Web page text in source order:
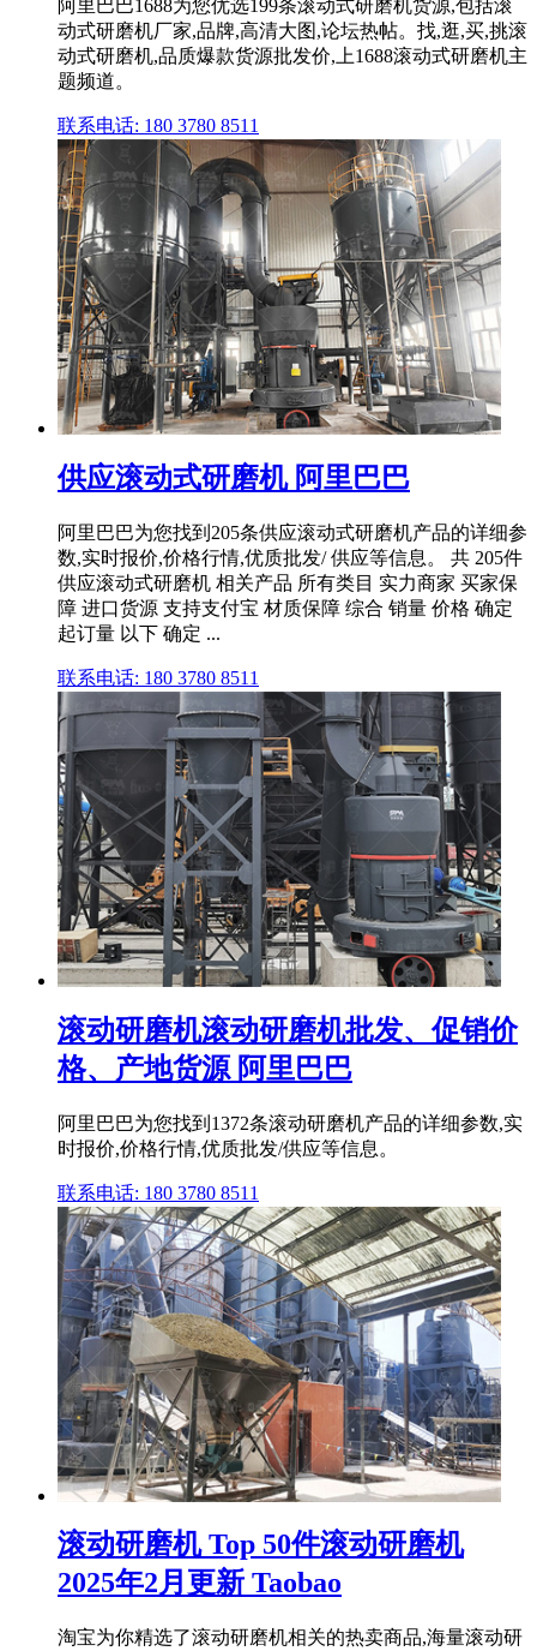
阿里巴巴1688为您优选199条滚动式研磨机货源,包括滚
动式研磨机厂家,品牌,高清大图,论坛热帖。找,逛,买,挑滚
动式研磨机,品质爆款货源批发价,上1688滚动式研磨机主
题频道。
联系电话: 180 3780 8511
供应滚动式研磨机 阿里巴巴
阿里巴巴为您找到205条供应滚动式研磨机产品的详细参
数,实时报价,价格行情,优质批发/ 供应等信息。 共 205件
供应滚动式研磨机 相关产品 所有类目 实力商家 买家保
障 进口货源 支持支付宝 材质保障 综合 销量 价格 确定
起订量 以下 确定 ...
联系电话: 180 3780 8511
滚动研磨机滚动研磨机批发、促销价
格、产地货源 阿里巴巴
阿里巴巴为您找到1372条滚动研磨机产品的详细参数,实
时报价,价格行情,优质批发/供应等信息。
联系电话: 180 3780 8511
滚动研磨机 Top 50件滚动研磨机
2025年2月更新 Taobao
淘宝为你精选了滚动研磨机相关的热卖商品,海量滚动研